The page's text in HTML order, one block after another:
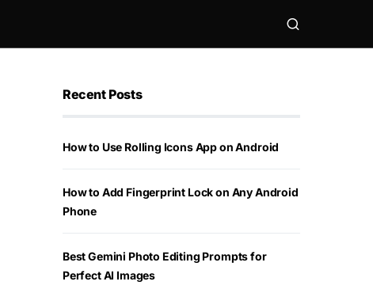
Recent Posts
How to Use Rolling Icons App on Android
How to Add Fingerprint Lock on Any Android
Phone
Best Gemini Photo Editing Prompts for
Perfect AI Images